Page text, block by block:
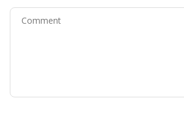
Comment